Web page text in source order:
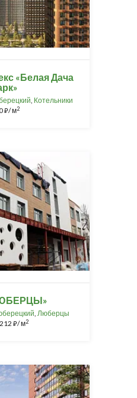
«Белая Дача
, Котельники
⃏/ м2
, Люберцы
⃏/ м2